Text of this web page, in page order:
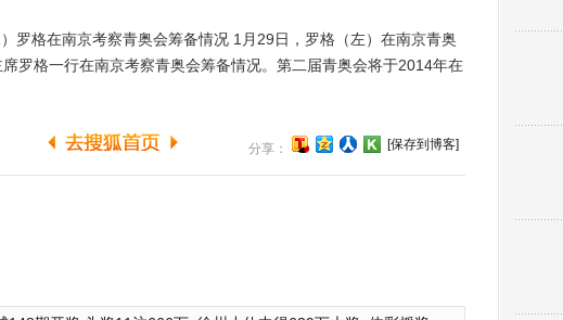
罗格在南京考察青奥会筹备情况 1月29日，罗格（左）在南京青奥
罗格一行在南京考察青奥会筹备情况。第二届青奥会将于2014年在
分享： [保存到博客]